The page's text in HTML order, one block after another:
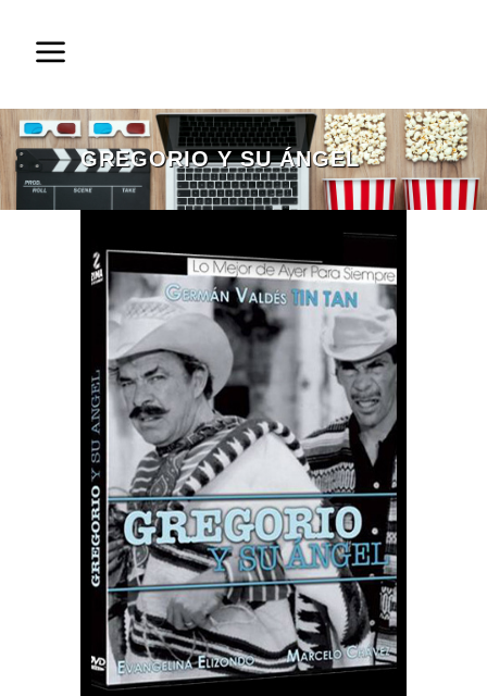
GREGORIO Y SU ÁNGEL